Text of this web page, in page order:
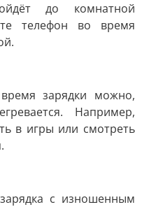
до комнатной
телефон во время
зарядки можно,
Например,
в игры или смотреть
с изношенным